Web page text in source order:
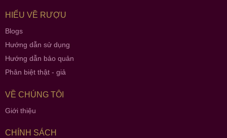
HIỂU VỀ RƯỢU
Blogs
Hướng dẫn sử dụng
Hướng dẫn bảo quản
Phân biệt thật - giả
VỀ CHÚNG TÔI
Giới thiệu
CHÍNH SÁCH